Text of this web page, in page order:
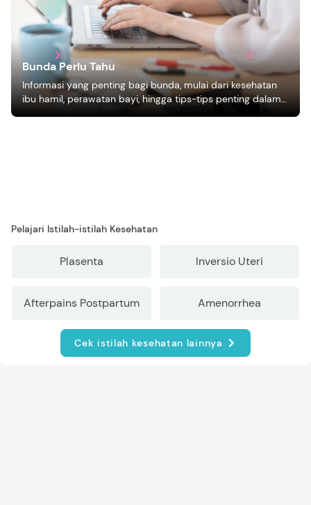
Bunda Perlu Tahu
Informasi yang penting bagi bunda, mulai dari kesehatan
ibu hamil, perawatan bayi, hingga tips-tips penting dalam
mengasuh anak
Pelajari Istilah-istilah Kesehatan
Plasenta Inversio Uteri
Afterpains Postpartum Amenorrhea
Cek istilah kesehatan lainnya